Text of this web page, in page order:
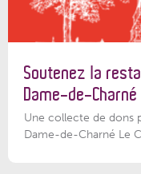
Soutenez la
Dame-de-Charné
Une collecte de dons
Dame-de-Charné Le